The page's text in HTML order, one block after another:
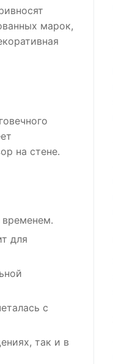
марок,
на стене.
временем.
для
с
так и в